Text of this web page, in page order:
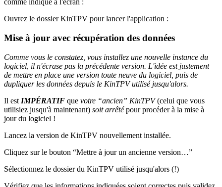
comme indiqué à l'écran :
Ouvrez le dossier KinTPV pour lancer l'application :
Mise à jour avec récupération des données
Comme vous le constatez, vous installez une nouvelle instance du
logiciel, il n'écrase pas la précédente version. L'idée est justement
de mettre en place une version toute neuve du logiciel, puis de
dupliquer les données depuis le KinTPV utilisé jusqu'alors.
Il est IMPÉRATIF que votre “ancien” KinTPV(celui que vous
utilisiez jusqu'à maintenant) soit arrêtépour procéder à la mise à
jour du logiciel !
Lancez la version de KinTPV nouvellement installée.
Cliquez sur le bouton “Mettre à jour un ancienne version…”
Sélectionnez le dossier du KinTPV utilisé jusqu'alors (!)